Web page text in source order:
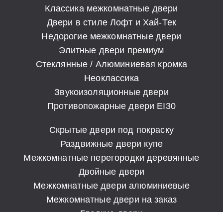
Классика межкомнатные двери
Двери в стиле Лофт и Хай-Тек
Недорогие межкомнатные двери
Элитные двери премиум
Стеклянные / Алюминиевая кромка
Неоклассика
Звукоизоляционные двери
Противопожарные двери EI30
Скрытые двери под покраску
Раздвижные двери купе
Межкомнатные перегородки деревянные
Двойные двери
Межкомнатные двери алюминиевые
Межкомнатные двери на заказ